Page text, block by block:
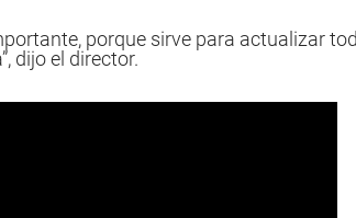
porque sirve para actualizar
dijo el director.